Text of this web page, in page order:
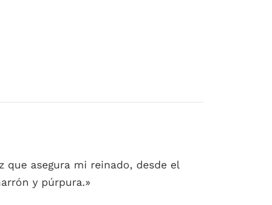
que asegura mi reinado, desde el
y púrpura.»